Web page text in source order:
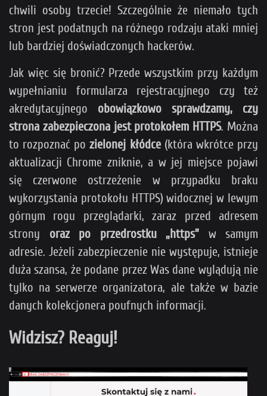
chwili osoby trzecie! Szczególnie że niemało tych
stron jest podatnych na różnego rodzaju ataki mniej
lub bardziej doświadczonych hackerów.
Jak więc się bronić? Przede wszystkim przy każdym
wypełnianiu formularza rejestracyjnego czy też
akredytacyjnego obowiązkowo sprawdzamy, czy
strona zabezpieczona jest protokołem HTTPS. Można
to rozpoznać pozielonej kłódce(która wkrótce przy
aktualizacji Chrome zniknie, a w jej miejsce pojawi
się czerwone ostrzeżenie w przypadku braku
wykorzystania protokołu HTTPS) widocznej w lewym
górnym rogu przeglądarki, zaraz przed adresem
strony oraz po przedrostku „https” w samym
adresie. Jeżeli zabezpieczenie nie występuje, istnieje
duża szansa, że podane przez Was dane wylądują nie
tylko na serwerze organizatora, ale także w bazie
danych kolekcjonera poufnych informacji.
Widzisz? Reaguj!